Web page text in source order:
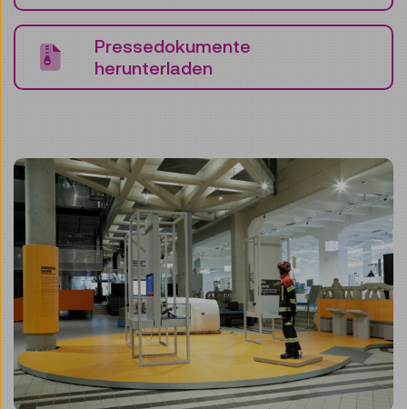
Pressedokumente
herunterladen